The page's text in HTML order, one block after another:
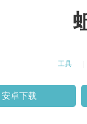
工具
安卓下载